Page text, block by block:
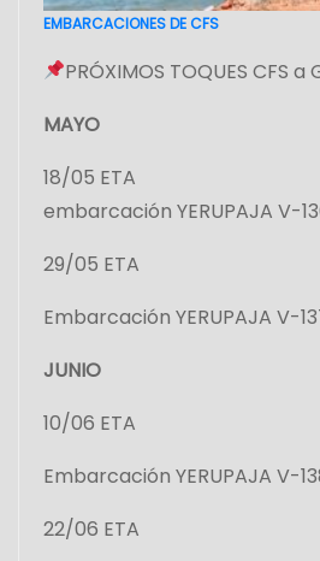
EMBARCACIONES DE CFS
PRÓXIMOS TOQUES CFS
MAYO
18/05 ETA
embarcación YERUPAJA V-
29/05 ETA
Embarcación YERUPAJA V-
JUNIO
10/06 ETA
Embarcación YERUPAJA V-
22/06 ETA